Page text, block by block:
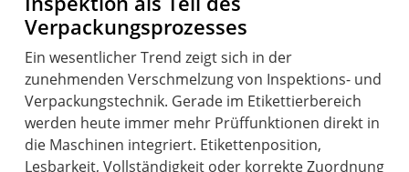
Verpackungsprozesses
Ein wesentlicher Trend zeigt sich in der
zunehmenden Verschmelzung von Inspektions- und
Verpackungstechnik. Gerade im Etikettierbereich
werden heute immer mehr Prüffunktionen direkt in
die Maschinen integriert. Etikettenposition,
Lesbarkeit, Vollständigkeit oder korrekte Zuordnung